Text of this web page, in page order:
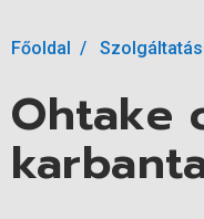
Főoldal
Ohtake